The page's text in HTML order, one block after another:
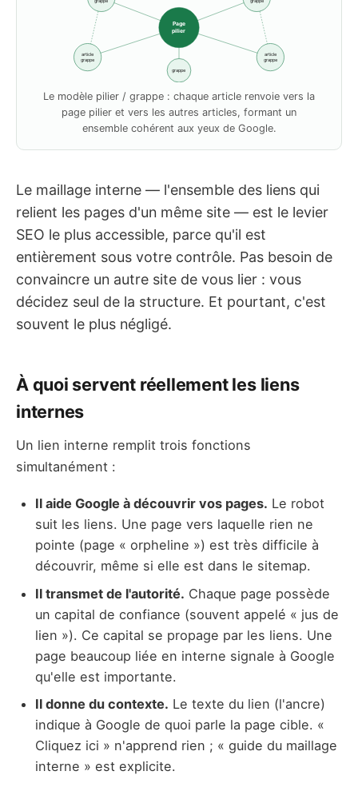
article
grappe
article
grappe
grappe
Page
pilier
Le modèle pilier / grappe : chaque article renvoie vers la
page pilier et vers les autres articles, formant un
ensemble cohérent aux yeux de Google.
Le maillage interne — l'ensemble des liens qui
relient les pages d'un même site — est le levier
SEO le plus accessible, parce qu'il est
entièrement sous votre contrôle. Pas besoin de
convaincre un autre site de vous lier : vous
décidez seul de la structure. Et pourtant, c'est
souvent le plus négligé.
À quoi servent réellement les liens
internes
Un lien interne remplit trois fonctions
simultanément :
Il aide Google à découvrir vos pages. Le robot
suit les liens. Une page vers laquelle rien ne
pointe (page « orpheline ») est très difficile à
découvrir, même si elle est dans le sitemap.
Il transmet de l'autorité. Chaque page possède
un capital de confiance (souvent appelé « jus de
lien »). Ce capital se propage par les liens. Une
page beaucoup liée en interne signale à Google
qu'elle est importante.
Il donne du contexte. Le texte du lien (l'ancre)
indique à Google de quoi parle la page cible. «
Cliquez ici » n'apprend rien ; « guide du maillage
interne » est explicite.